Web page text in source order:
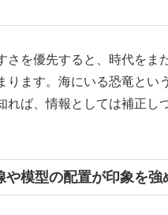
さを優先すると、時代をま
ります。海にいる恐竜とい
れば、情報としては補正し
や模型の配置が印象を強